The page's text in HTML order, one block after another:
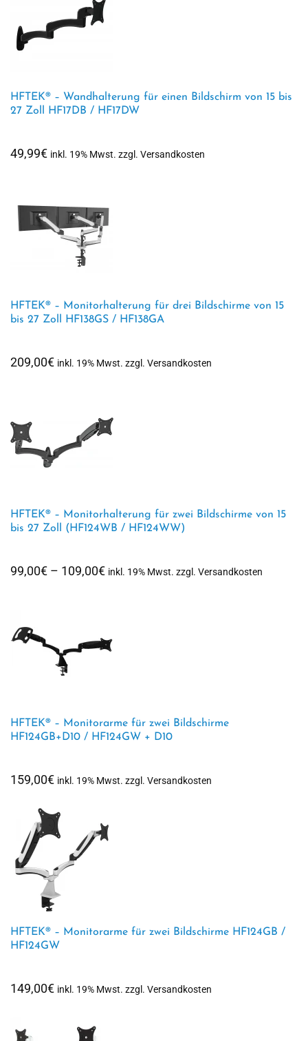
HFTEK® – Wandhalterung für einen Bildschirm von 15 bis
27 Zoll HF17DB / HF17DW
49,99€ inkl. 19% Mwst. zzgl. Versandkosten
HFTEK® – Monitorhalterung für drei Bildschirme von 15
bis 27 Zoll HF138GS / HF138GA
209,00€ inkl. 19% Mwst. zzgl. Versandkosten
HFTEK® – Monitorhalterung für zwei Bildschirme von 15
bis 27 Zoll (HF124WB / HF124WW)
99,00€ – 109,00€Preisspanne:
inkl. 19% Mwst. zzgl. Versandkosten
HFTEK® – Monitorarme für zwei Bildschirme
HF124GB+D10 / HF124GW + D10
159,00€ inkl. 19% Mwst. zzgl. Versandkosten
HFTEK® – Monitorarme für zwei Bildschirme HF124GB /
HF124GW
149,00€ inkl. 19% Mwst. zzgl. Versandkosten